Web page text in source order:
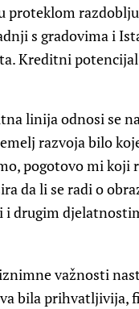
proteklom
s gradovima i
Kreditni
linija odnosi se
razvoja bilo
pogotovo mi
da li se radi o
drugim
važnosti
bila prihvatljivija,